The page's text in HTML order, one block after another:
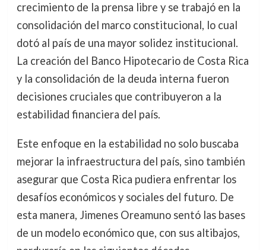
crecimiento de la prensa libre y se trabajó en la
consolidación del marco constitucional, lo cual
dotó al país de una mayor solidez institucional.
La creación del Banco Hipotecario de Costa Rica
y la consolidación de la deuda interna fueron
decisiones cruciales que contribuyeron a la
estabilidad financiera del país.
Este enfoque en la estabilidad no solo buscaba
mejorar la infraestructura del país, sino también
asegurar que Costa Rica pudiera enfrentar los
desafíos económicos y sociales del futuro. De
esta manera, Jimenes Oreamuno sentó las bases
de un modelo económico que, con sus altibajos,